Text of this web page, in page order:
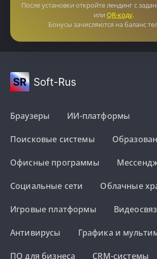
После установки откройте лендинг с
или QR-коду.
Бонусы зачисляются на баланс
Браузеры ИИ-платформы
Поисковые системы
Офисные программы
Социальные сети Облачные
Игровые платформы
Антивирусы Графика и
ПО для бизнеса CRM-системы